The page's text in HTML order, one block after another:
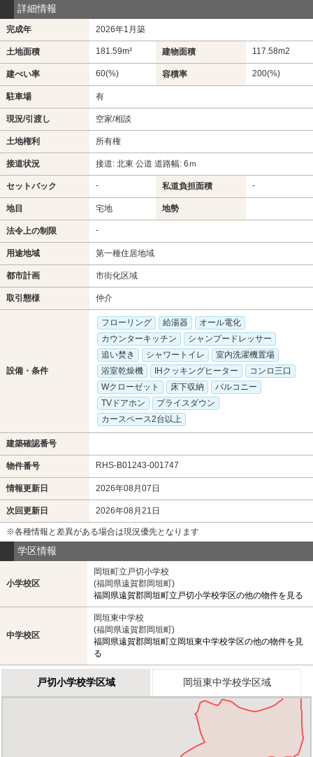
詳細情報
完成年 2026年1月築
土地面積 181.59m² 建物面積 117.58m2
建ぺい率 60(%) 容積率 200(%)
駐車場 有
現況/引渡し 空家/相談
土地権利 所有権
接道状況 接道: 北東 公道 道路幅: 6ｍ
セットバック - 私道負担面積 -
地目 宅地 地勢
法令上の制限 -
用途地域 第一種住居地域
都市計画 市街化区域
取引態様 仲介
設備・条件
フローリング 給湯器
オール電化
カウンターキッチン
シャンプードレッサー
追い焚き
シャワートイレ
室内洗濯機置場
浴室乾燥機
IHクッキングヒーター
コンロ三口
Wクローゼット
床下収納
バルコニー
TVドアホン
プライスダウン
カースペース2台以上
建築確認番号
物件番号 RHS-B01243-001747
情報更新日 2026年08月07日
次回更新日 2026年08月21日
※各種情報と差異がある場合は現況優先となります
学区情報
小学校区
岡垣町立戸切小学校
(福岡県遠賀郡岡垣町)
福岡県遠賀郡岡垣町立戸切小学校学区の他の物件を見る
中学校区
岡垣東中学校
(福岡県遠賀郡岡垣町)
福岡県遠賀郡岡垣町立岡垣東中学校学区の他の物件を見
る
戸切小学校学区域 岡垣東中学校学区域